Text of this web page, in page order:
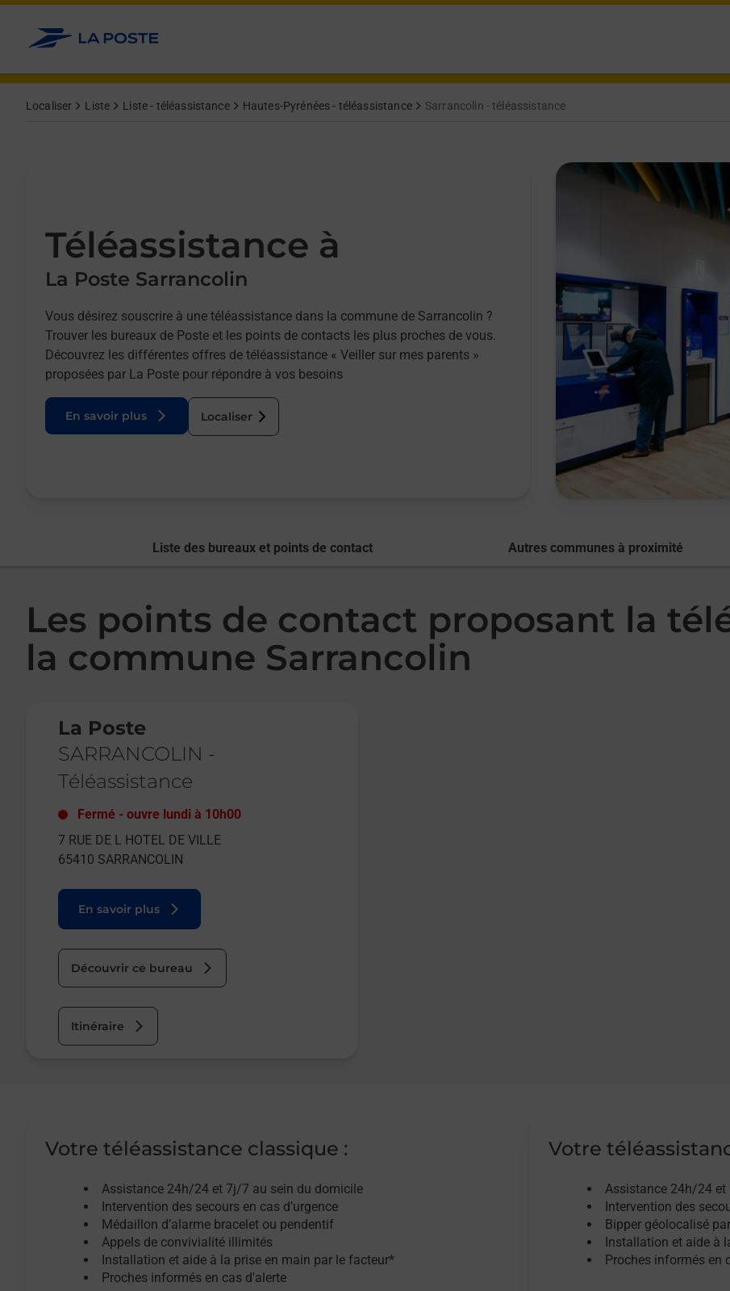
Allez au contenu
Localiser Liste Liste - téléassistance Hautes-Pyrénées - téléassistance Sarrancolin - téléassistance
Téléassistance à
La Poste Sarrancolin
Vous désirez souscrire à une téléassistance dans la commune de Sarrancolin ?
Trouver les bureaux de Poste et les points de contacts les plus proches de vous.
Découvrez les différentes offres de téléassistance « Veiller sur mes parents »
proposées par La Poste pour répondre à vos besoins
En savoir plus Localiser
Liste des bureaux et points de contact Autres communes à proximité
Les points de contact proposant la
la commune Sarrancolin
La Poste
SARRANCOLIN -
Téléassistance
Fermé - ouvre lundi à 10h00
7 RUE DE L HOTEL DE VILLE
65410 SARRANCOLIN
En savoir plus
Découvrir ce bureau
Itinéraire
Votre téléassistance classique :
Assistance 24h/24 et 7j/7 au sein du domicile
Intervention des secours en cas d’urgence
Médaillon d’alarme bracelet ou pendentif
Appels de convivialité illimités
Installation et aide à la prise en main par le facteur*
Proches informés en cas d'alerte
Votre
Assistance 24h/24 et
Intervention des
Bipper géolocalisé
Installation et aide à
Proches informés en
Afficher ou masquer la réponse
Afficher ou masquer la réponse
Afficher ou masquer la réponse